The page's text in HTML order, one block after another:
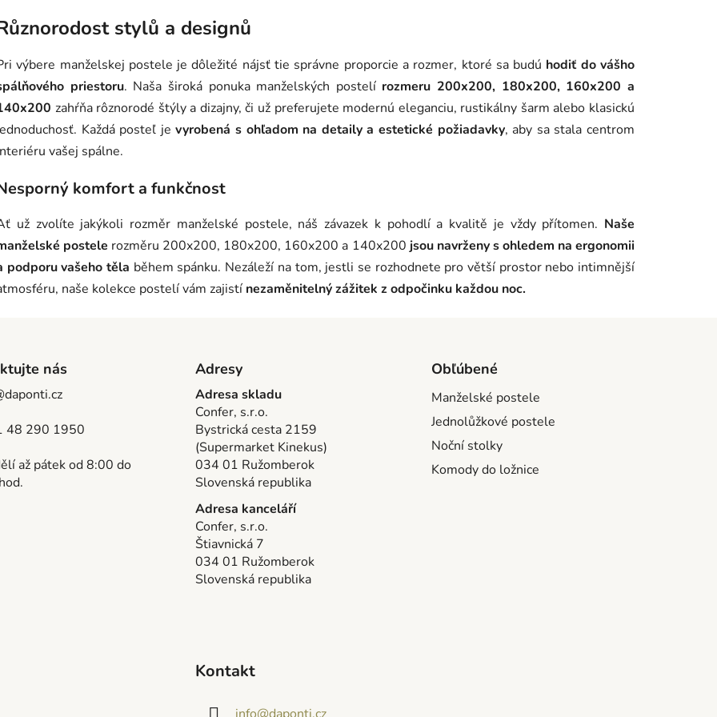
d
a
c
í
p
v
ý
p
i
s
stylů a designů
výbere manželskej postele je dôležité nájsť tie správne proporcie a rozmer, ktoré sa budú hodiť do vášho
priestoru. Naša široká ponuka manželských postelí rozmeru 200x200, 180x200, 160x200 a
zahŕňa rôznorodé štýly a dizajny, či už preferujete modernú eleganciu, rustikálny šarm alebo klasickú
Každá posteľ jevyrobená s ohľadom na detaily a estetické požiadavky, aby sa stala centrom
vašej spálne.
komfort a funkčnost
už zvolíte jakýkoli rozměr manželské postele, náš závazek k pohodlí a kvalitě je vždy přítomen. Naše
postele rozměru 200x200, 180x200, 160x200 a 140x200 jsou navrženy s ohledem na ergonomii
podporu vašeho těla během spánku. Nezáleží na tom, jestli se rozhodnete pro větší prostor nebo intimnější
naše kolekce postelí vám zajistí nezaměnitelný zážitek z odpočinku každou noc.
nás
48 290 1950
až pátek od 8:00 do
Adresy
Adresa skladu
Confer, s.r.o.
Bystrická cesta 2159
(Supermarket Kinekus)
034 01 Ružomberok
Slovenská republika
Adresa kanceláří
Confer, s.r.o.
Štiavnická 7
034 01 Ružomberok
Slovenská republika
Obľúbené
Manželské postele
Jednolůžkové postele
Noční stolky
Komody do ložnice
Kontakt
info@daponti.cz